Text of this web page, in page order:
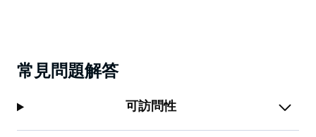
常見問題解答
可訪問性